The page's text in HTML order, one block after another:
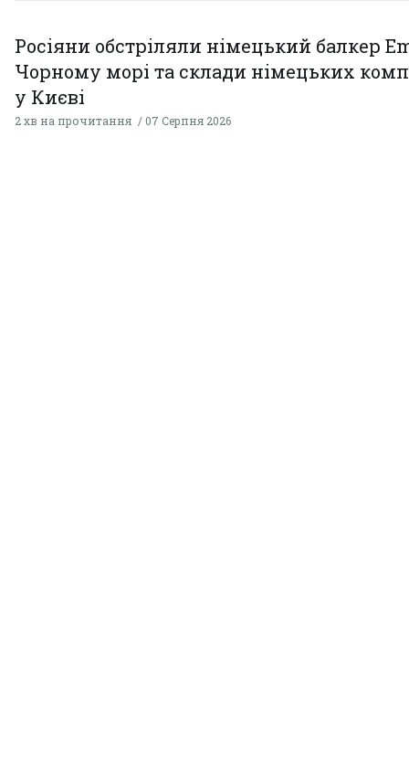
Росіяни обстріляли німецький балкер
Чорному морі та склади німецьких
у Києві
2 хв на прочитання 07 Серпня 2026